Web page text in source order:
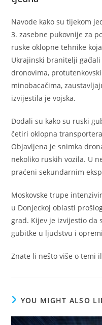
Navode kako su tijekom
3. zasebne pukovnije za
ruske oklopne tehnike
Ukrajinski branitelji
dronovima,
minobacačima,
izvijestila je vojska.
Dodali su kako su ruski
četiri oklopna
Objavljena je snimka
nekoliko ruskih vozila. U
praćeni sekundarnim
Moskovske trupe
u Donjeckoj oblasti
grad. Kijev je izvijestio da
gubitke u ljudstvu i
Znate li nešto više o temi
YOU MIGHT ALSO